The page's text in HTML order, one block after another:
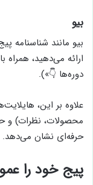
بیو
ارائه می‌دهید،
دوره‌ها 👇»).
علاوه بر این،
حرفه‌ای نشان می‌دهد.
پیج خود را